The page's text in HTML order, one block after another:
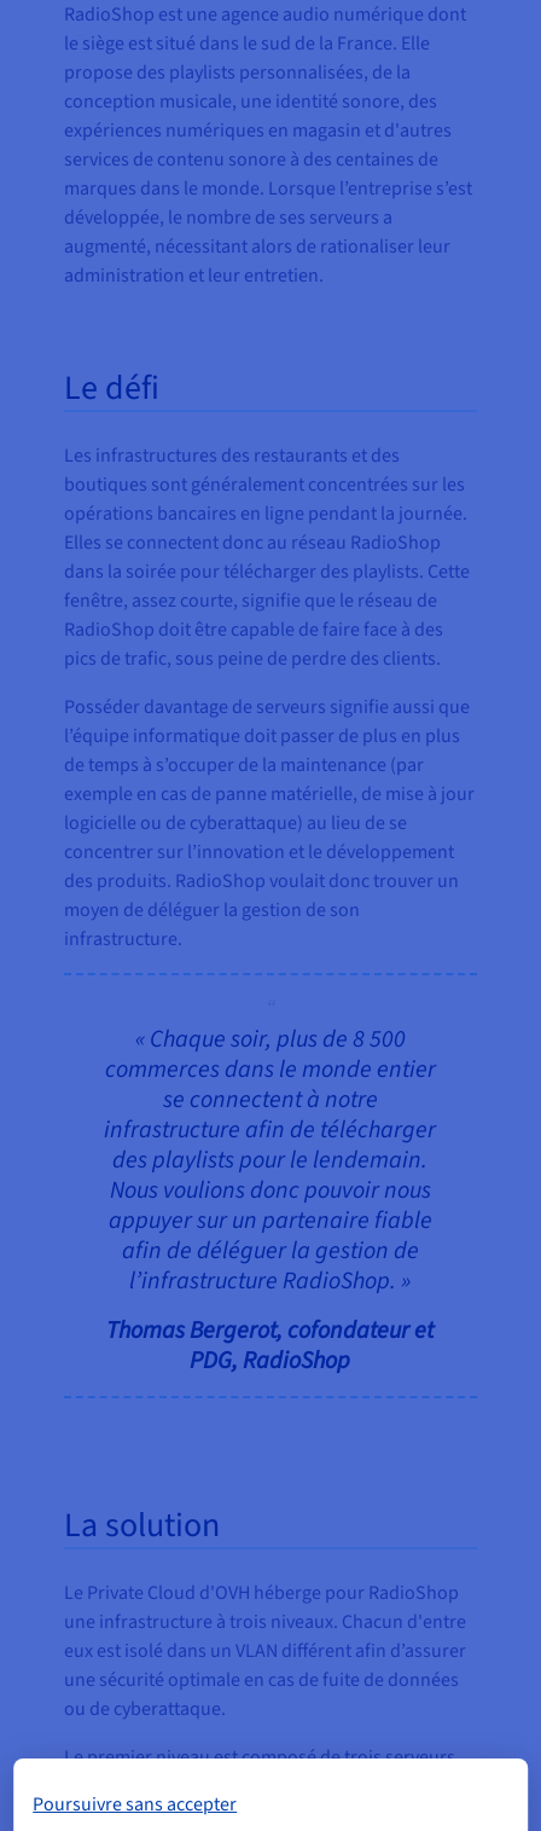
RadioShop est une agence audio numérique dont
le siège est situé dans le sud de la France. Elle
propose des playlists personnalisées, de la
conception musicale, une identité sonore, des
expériences numériques en magasin et d'autres
services de contenu sonore à des centaines de
marques dans le monde. Lorsque l’entreprise s’est
développée, le nombre de ses serveurs a
augmenté, nécessitant alors de rationaliser leur
administration et leur entretien.
Le défi
Les infrastructures des restaurants et des
boutiques sont généralement concentrées sur les
opérations bancaires en ligne pendant la journée.
Elles se connectent donc au réseau RadioShop
dans la soirée pour télécharger des playlists. Cette
fenêtre, assez courte, signifie que le réseau de
RadioShop doit être capable de faire face à des
pics de trafic, sous peine de perdre des clients.
Posséder davantage de serveurs signifie aussi que
l’équipe informatique doit passer de plus en plus
de temps à s’occuper de la maintenance (par
exemple en cas de panne matérielle, de mise à jour
logicielle ou de cyberattaque) au lieu de se
concentrer sur l’innovation et le développement
des produits. RadioShop voulait donc trouver un
moyen de déléguer la gestion de son
infrastructure.
« Chaque soir, plus de 8 500
commerces dans le monde entier
se connectent à notre
infrastructure afin de télécharger
des playlists pour le lendemain.
Nous voulions donc pouvoir nous
appuyer sur un partenaire fiable
afin de déléguer la gestion de
l’infrastructure RadioShop. »
Thomas Bergerot, cofondateur et
PDG, RadioShop
La solution
Le Private Cloud d'OVH héberge pour RadioShop
une infrastructure à trois niveaux. Chacun d'entre
eux est isolé dans un VLAN différent afin d’assurer
une sécurité optimale en cas de fuite de données
ou de cyberattaque.
Le premier niveau est composé de trois serveurs
Poursuivre sans accepter